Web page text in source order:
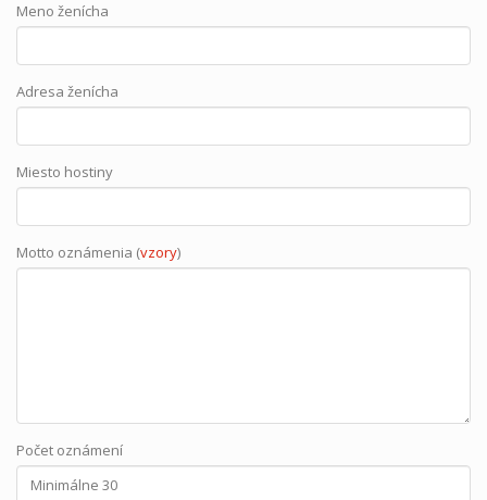
Meno ženícha
Adresa ženícha
Miesto hostiny
Motto oznámenia (vzory)
Počet oznámení